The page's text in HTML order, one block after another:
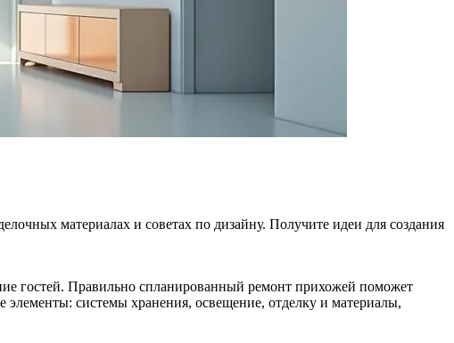
материалах и советах по дизайну. Получите идеи для создания
гостей. Правильно спланированный ремонт прихожей поможет
элементы: системы хранения, освещение, отделку и материалы,